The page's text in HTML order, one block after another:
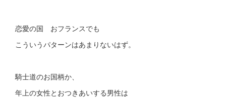
恋愛の国 おフランスでも
こういうパターンはあまりないはず。
騎士道のお国柄か、
年上の女性とおつきあいする男性は